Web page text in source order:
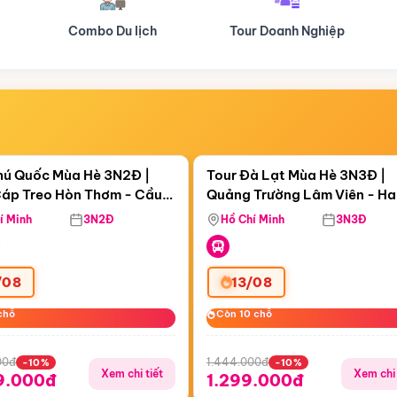
Tour Doanh Nghiệp Du lịch Hành Hương
16:38:19
Treo Hòn Thơm
Quốc Mùa Hè 3N2Đ |
Treo Hòn Thơm - Cầu
Viên Nước Aquatopia
Minh 3N2Đ
-10%
Xem chi tiết
Còn05 ngày 16:38:19
Tour Đà Lạt Mùa Hè 3N3Đ |
Quảng Trường Lâm Viên -
Hill - Puppy Farm
Hồ Chí Minh 3N3Đ
13/08
Còn 10 chỗ
Còn 10 chỗ
1.444.000đ -10%
1.299.000đ Xem